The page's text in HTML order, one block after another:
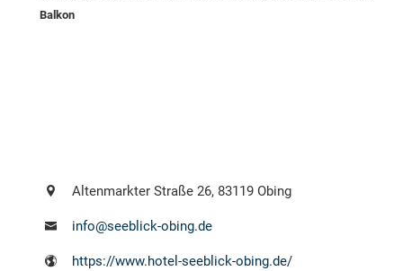
Balkon
Altenmarkter Straße 26, 83119 Obing
info@seeblick-obing.de
https://www.hotel-seeblick-obing.de/